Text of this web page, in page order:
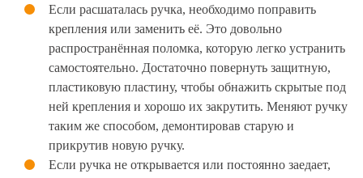
Если расшаталась ручка, необходимо поправить
крепления или заменить её. Это довольно
распространённая поломка, которую легко устранить
самостоятельно. Достаточно повернуть защитную,
пластиковую пластину, чтобы обнажить скрытые под
ней крепления и хорошо их закрутить. Меняют ручку
таким же способом, демонтировав старую и
прикрутив новую ручку.
Если ручка не открывается или постоянно заедает,